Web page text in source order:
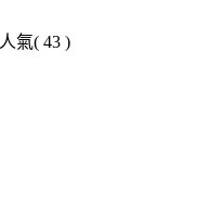
人氣( 43 )